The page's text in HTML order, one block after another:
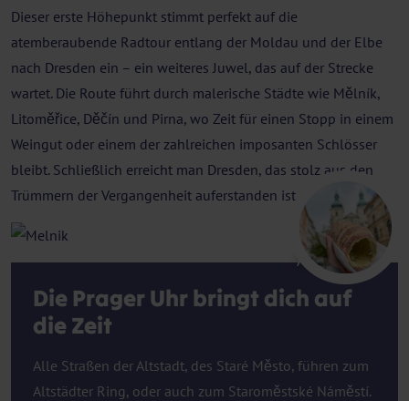
Dieser erste Höhepunkt stimmt perfekt auf die
atemberaubende Radtour entlang der Moldau und der Elbe
nach Dresden ein – ein weiteres Juwel, das auf der Strecke
wartet. Die Route führt durch malerische Städte wie Mělník,
Litoměřice, Děčín und Pirna, wo Zeit für einen Stopp in einem
Weingut oder einem der zahlreichen imposanten Schlösser
bleibt. Schließlich erreicht man Dresden, das stolz aus den
Trümmern der Vergangenheit auferstanden ist.
Melnik
Die Prager Uhr bringt dich auf
die Zeit
Alle Straßen der Altstadt, des Staré Město, führen zum
Altstädter Ring, oder auch zum Staroměstské Náměstí.